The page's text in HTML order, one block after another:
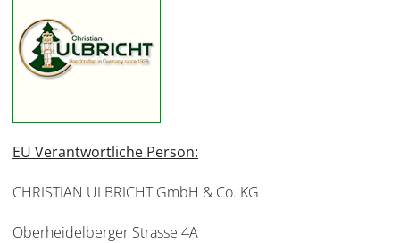
EU Verantwortliche Person:
CHRISTIAN ULBRICHT GmbH & Co. KG
Oberheidelberger Strasse 4A